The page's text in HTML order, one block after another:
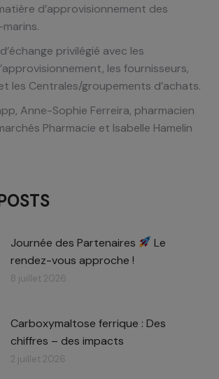
d’approvisionnement des
privilégié avec les
les fournisseurs,
les Centrales/groupements d’achats.
Anne-Sophie Ferreira, pharmacien
Pharmacie et Isabelle Hamelin
Journée des Partenaires
Le
rendez-vous approche !
8 juillet 2026
Carboxymaltose ferrique : Des
chiffres – des impacts​
2 juillet 2026